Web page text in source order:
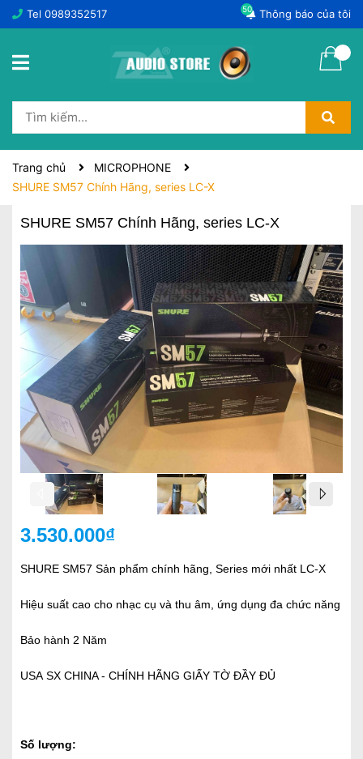
Tel 0989352517 Thông báo của tôi
50
Trang chủ
MICROPHONE
SHURE SM57 Chính Hãng, series LC-X
SHURE SM57 Chính Hãng, series LC-X
3.530.000₫
SHURE SM57 Sản phẩm chính hãng, Series mới nhất LC-X
Hiệu suất cao cho nhạc cụ và thu âm, ứng dụng đa chức năng
Bảo hành 2 Năm
USA SX CHINA - CHÍNH HÃNG GIẤY TỜ ĐẦY ĐỦ
Số lượng: